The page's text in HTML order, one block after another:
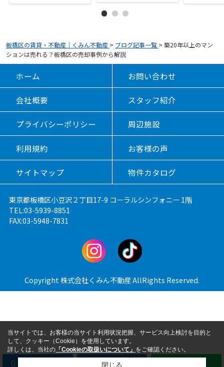
板橋区の賃貸・不動産｜くみん不動産 > ブログ記事一覧 > 築20年以上のマン
ションは売れる？板橋区の売却事例から解説
ホーム お問い合わせ
会社概要 スタッフ紹介
プライバシーポリシー 周辺施設
利用規約 お客様の声
サイトマップ 物件カタログ
東京都板橋区小豆沢２丁目17-9 コーラルシンフォニー 1階
TEL:03-5939-8851
FAX:03-5948-7831
Copyright 株式会社くみん不動産 AllRights Reserved.
当サイトでは、お客様の当サイト利用状況把握、サービス向上検討を目的と
して、クッキー（Cookie）を使用しています。
詳しくは、当社の 「Cookieの取扱いについて」 をご確認ください。
閉じる